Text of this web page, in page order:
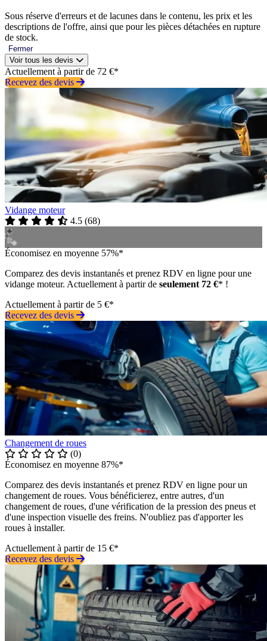
Sous réserve d'erreurs et de lacunes dans le contenu, les prix et les
descriptions de l'offre, ainsi que pour les pièces détachées en rupture
de stock.
Fermer
Voir tous les devis
Actuellement à partir de 72 €*
Recevez des devis
Vidange moteur
4.5 (68)
Économisez en moyenne 57%*
Comparez des devis instantanés et prenez RDV en ligne pour une
vidange moteur. Actuellement à partir de seulement 72 €* !
Actuellement à partir de 5 €*
Recevez des devis
Changement de roues
(0)
Économisez en moyenne 87%*
Comparez des devis instantanés et prenez RDV en ligne pour un
changement de roues. Vous bénéficierez, entre autres, d'un
changement de roues, d'une vérification de la pression des pneus et
d'une inspection visuelle des freins. N'oubliez pas d'apporter les
roues à installer.
Actuellement à partir de 15 €*
Recevez des devis